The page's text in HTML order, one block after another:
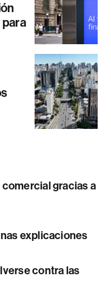
para
gracias a
explicaciones
contra las